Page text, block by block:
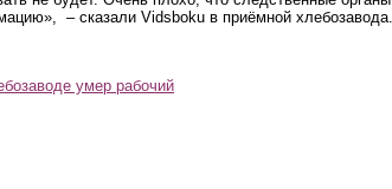
– сказали Vidsboku в приёмной хлебозавода.
умер рабочий